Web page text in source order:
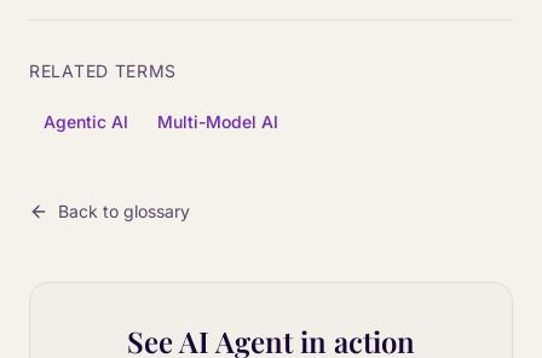
RELATED TERMS
Agentic AI Multi-Model AI
Back to glossary
SeeAI Agentin action